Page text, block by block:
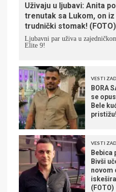
Uživaju u ljubavi: Anita
trenutak sa Lukom, on
trudnički stomak! (FOTO)
Ljubavni par uživa u
Elite 9!
VESTI
BORA
se
Bele
VESTI
Bebica
Bivši
novom
(FOTO)